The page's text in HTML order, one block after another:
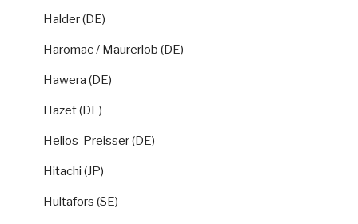
Halder (DE)
Haromac / Maurerlob (DE)
Hawera (DE)
Hazet (DE)
Helios-Preisser (DE)
Hitachi (JP)
Hultafors (SE)